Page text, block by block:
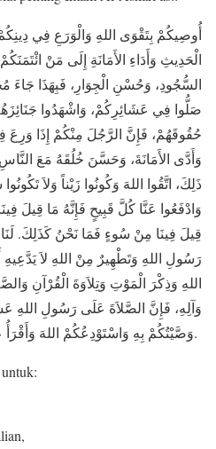
أُوصِيكُمْ بِتَقْوَى اللهِ وَالْوَرَعِ فِي
الْحَدِيثِ وَأَدَاءِ الأَمَانَةِ إِلَى مَنْ
السُّجُودِ، وَحُسْنِ الْجِوَارِ، فَبِهَذَا جَاءَ
صَلُّوا فِي عَشَائِرِكُمْ، وَاشْهَدُوا
حُقُوقَهُمْ، فَإِنَّ الرَّجُلَ مِنْكُمْ إِذَا وَرِعَ
وَأَدَّى الأَمَانَةَ، وَحَسَّنَ خُلُقَهُ مَعَ
ذَلِكَ، اتَّقُوا اللهَ وَكُونُوا زَيْناً وَلاَ
وَادْفَعُوا عَنَّا كُلَّ قَبِيحٍ فَإِنَّهُ مَا قِيلَ
قِيلَ فِينَا مِنْ سُوءٍ فَمَا نَحْنُ كَذَلِكَ.
رَسُولِ اللهِ وَتَطْهِيرٌ مِنْ اللهِ لاَ يَدَّعِيهِ
اللهِ وَذِكْرَ الْمَوْتِ وَتِلاَوَةَ الْقُرْآنِ
وَآلِهِ، فَإِنَّ الصَّلاَةَ عَلَى رَسُولِ اللهِ
وَصَّيْتُكُمْ بِهِ وَاسْتَوْدِعُكُمْ اللهَ وَأَقْرَأُ عَلَيْكُمُ السَّلاَمَ.